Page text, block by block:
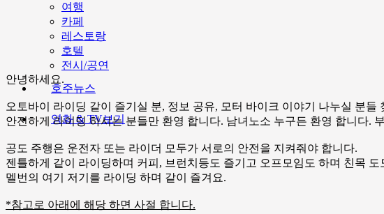
여행
카페
레스토랑
호텔
전시/공연
호주뉴스
영화 & TV보기
안녕하세요.
오토바이 라이딩 같이 즐기실 분, 정보 공유, 모터 바이크 이야기 나누실 분들
안전하게 라이딩 하시는 분들만 환영 합니다. 남녀노소 누구든 환영 합니다.
공도 주행은 운전자 또는 라이더 모두가 서로의 안전을 지켜줘야 합니다.
젠틀하게 같이 라이딩하며 커피, 브런치등도 즐기고 오프모임도 하며 친목
멜번의 여기 저기를 라이딩 하며 같이 즐겨요.
*참고로 아래에 해당 하면 사절 합니다.